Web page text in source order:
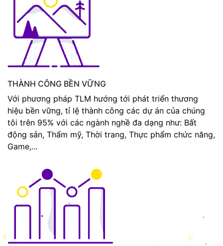
THÀNH CÔNG BỀN VỮNG
Với phương pháp TLM hướng tới phát triển thương
hiệu bền vững, tỉ lệ thành công các dự án của chúng
tôi trên 95% với các ngành nghề đa dạng như: Bất
động sản, Thẩm mỹ, Thời trang, Thực phẩm chức năng,
Game,...